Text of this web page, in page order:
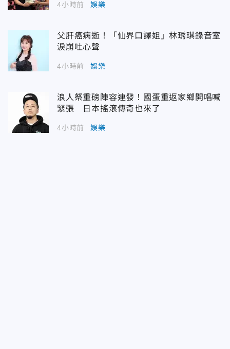
4小時前 娛樂
父肝癌病逝！「仙界口譯姐」林琇琪錄音室
淚崩吐心聲
4小時前 娛樂
浪人祭重磅陣容連發！國蛋重返家鄉開唱喊
緊張 日本搖滾傳奇也來了
4小時前 娛樂